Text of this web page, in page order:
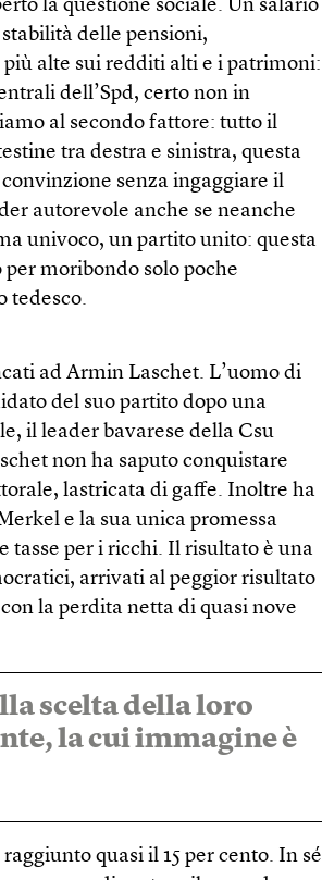
la questione sociale. Un salario
delle pensioni,
alte sui redditi alti e i patrimoni:
dell’Spd, certo non in
al secondo fattore: tutto il
tra destra e sinistra, questa
senza ingaggiare il
autorevole anche se neanche
univoco, un partito unito: questa
moribondo solo poche
tedesco.
ad Armin Laschet. L’uomo di
del suo partito dopo una
il leader bavarese della Csu
non ha saputo conquistare
lastricata di gaffe. Inoltre ha
e la sua unica promessa
tasse per i ricchi. Il risultato è una
arrivati al peggior risultato
la perdita netta di quasi nove
scelta della loro
la cui immagine è
quasi il 15 per cento. In sé